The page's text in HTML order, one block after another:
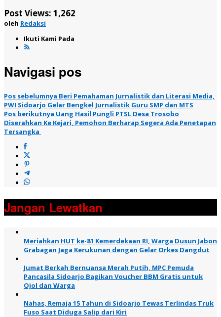
Post Views: 1,262
oleh Redaksi
Ikuti Kami Pada
Navigasi pos
Pos sebelumnya Beri Pemahaman Jurnalistik dan Literasi Media,
PWI Sidoarjo Gelar Bengkel Jurnalistik Guru SMP dan MTS
Pos berikutnya Uang Hasil Pungli PTSL Desa Trosobo
Diserahkan Ke Kejari, Pemohon Berharap Segera Ada Penetapan
Tersangka
Jangan Lewatkan
Meriahkan HUT ke-81 Kemerdekaan RI, Warga Dusun Jabon
Grabagan Jaga Kerukunan dengan Gelar Orkes Dangdut
Jumat Berkah Bernuansa Merah Putih, MPC Pemuda
Pancasila Sidoarjo Bagikan Voucher BBM Gratis untuk
Ojol dan Warga
Nahas, Remaja 15 Tahun di Sidoarjo Tewas Terlindas Truk
Fuso Saat Diduga Salip dari Kiri